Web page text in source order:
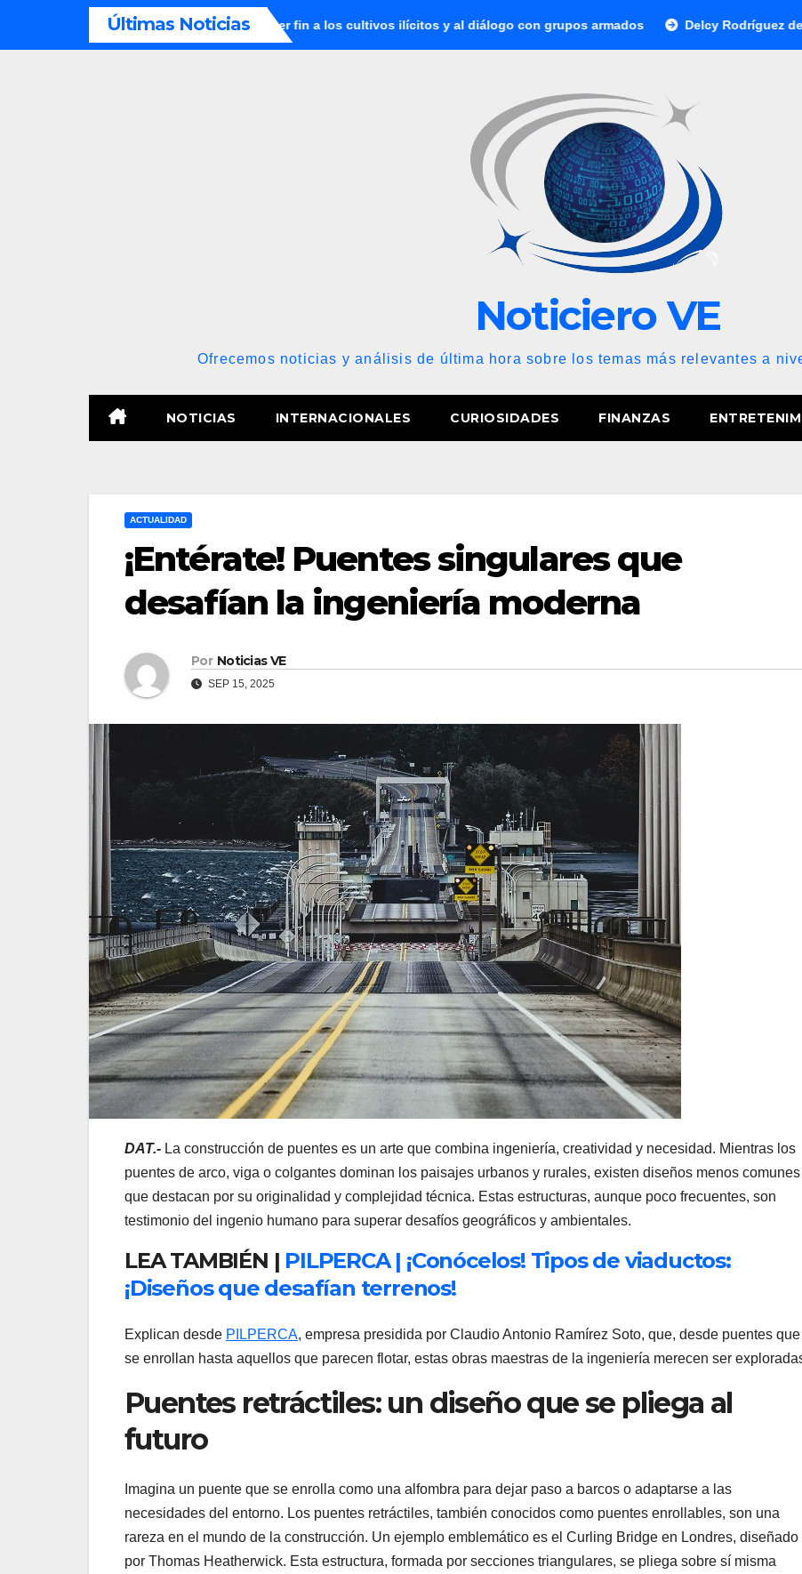
Últimas Noticias
promete poner fin a los cultivos ilícitos y al diálogo con grupos armados Delcy Rodríguez designó nuevo
Noticiero VE
Ofrecemos noticias y análisis de última hora sobre los temas más relevantes a
NOTICIAS INTERNACIONALES CURIOSIDADES FINANZAS
ACTUALIDAD
¡Entérate! Puentes singulares que
desafían la ingeniería moderna
Por Noticias VE
SEP 15, 2025
DAT.- La construcción de puentes es un arte que combina ingeniería, creatividad y necesidad. Mientras los
puentes de arco, viga o colgantes dominan los paisajes urbanos y rurales, existen diseños menos comunes
que destacan por su originalidad y complejidad técnica. Estas estructuras, aunque poco frecuentes, son
testimonio del ingenio humano para superar desafíos geográficos y ambientales.
LEA TAMBIÉN | PILPERCA | ¡Conócelos! Tipos de viaductos:
¡Diseños que desafían terrenos!
Explican desde PILPERCA, empresa presidida por Claudio Antonio Ramírez Soto, que, desde puentes que
se enrollan hasta aquellos que parecen flotar, estas obras maestras de la ingeniería merecen ser
Puentes retráctiles: un diseño que se pliega al
futuro
Imagina un puente que se enrolla como una alfombra para dejar paso a barcos o adaptarse a las
necesidades del entorno. Los puentes retráctiles, también conocidos como puentes enrollables, son una
rareza en el mundo de la construcción. Un ejemplo emblemático es el Curling Bridge en Londres, diseñado
por Thomas Heatherwick. Esta estructura, formada por secciones triangulares, se pliega sobre sí misma